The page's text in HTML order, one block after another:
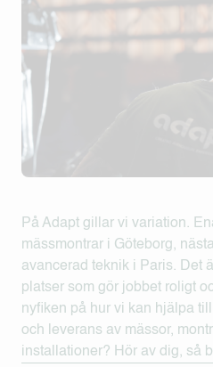
På Adapt gillar vi variation.
mässmontrar i Göteborg,
avancerad teknik i Paris. Det
platser som gör jobbet roligt
nyfiken på hur vi kan hjälpa
och leverans av mässor,
installationer? Hör av dig, så